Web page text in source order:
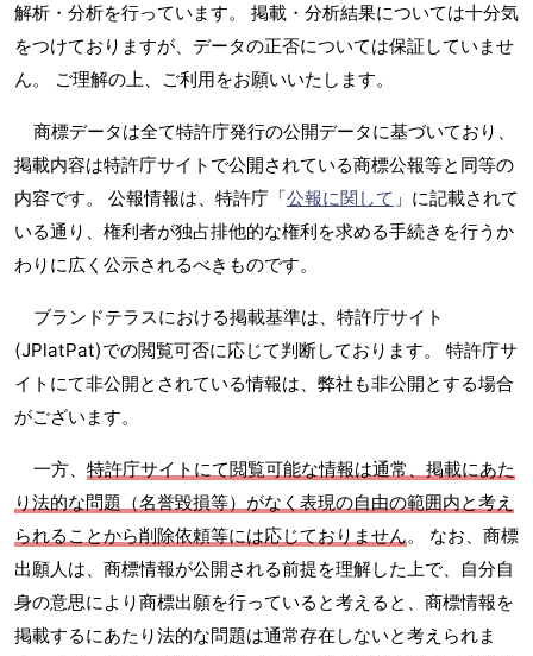
解析・分析を行っています。 掲載・分析結果については十分気
をつけておりますが、データの正否については保証していませ
ん。 ご理解の上、ご利用をお願いいたします。
商標データは全て特許庁発行の公開データに基づいており、
掲載内容は特許庁サイトで公開されている商標公報等と同等の
内容です。 公報情報は、特許庁「公報に関して 」に記載されて
いる通り、権利者が独占排他的な権利を求める手続きを行うか
わりに広く公示されるべきものです。
ブランドテラスにおける掲載基準は、特許庁サイト
(JPlatPat)での閲覧可否に応じて判断しております。 特許庁サ
イトにて非公開とされている情報は、弊社も非公開とする場合
がございます。
一方、 特許庁サイトにて閲覧可能な情報は通常、掲載にあた
り法的な問題（名誉毀損等）がなく表現の自由の範囲内と考え
られることから削除依頼等には応じておりません。 なお、商標
出願人は、商標情報が公開される前提を理解した上で、自分自
身の意思により商標出願を行っていると考えると、商標情報を
掲載するにあたり法的な問題は通常存在しないと考えられま